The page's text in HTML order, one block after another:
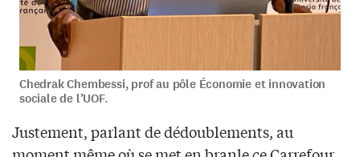
Chedrak Chembessi, prof au pôle Économie et innovation
sociale de l’UOF.
Justement, parlant de dédoublements, au